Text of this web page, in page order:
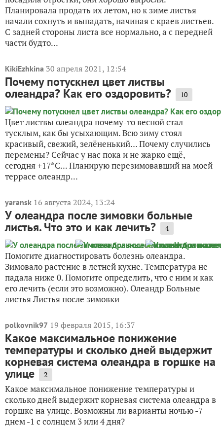
Планировала продать их летом, но к зиме листья
начали сохнуть и выпадать, начиная с краев листьев.
С задней стороны листа все нормально, а с передней
части будто...
KikiEzhkina 30 апреля 2021, 12:54
Почему потускнел цвет листвы
олеандра? Как его оздоровить? 10
Цвет листвы олеандра почему-то весной стал
тусклым, как бы усыхающим. Всю зиму стоял
красивый, свежий, зелёненький… Почему случились
перемены? Сейчас у нас пока и не жарко ещё,
сегодня +17*С... Планирую перезимовавший на моей
террасе олеандр...
yaransk 16 августа 2024, 13:24
У олеандра после зимовки больные
листья. Что это и как лечить? 4
Помогите диагностировать болезнь олеандра.
Зимовало растение в летней кухне. Температура не
падала ниже 0. Помогите определить, что с ним и как
его лечить (если это возможно). Олеандр Больные
листья Листья после зимовки
polkovnik97 19 февраля 2015, 16:37
Какое максимальное понижение
температуры и сколько дней выдержит
корневая система олеандра в горшке на
улице 2
Какое максимальное понижение температуры и
сколько дней выдержит корневая система олеандра в
горшке на улице. Возможны ли варианты ночью -7
днем -1 с солнцем 3 или 4 дня?